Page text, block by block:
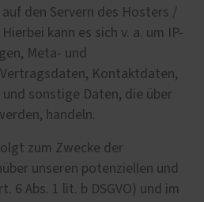
den Servern des Hosters /
kann es sich v. a. um IP-
Meta- und
Kontaktdaten,
sonstige Daten, die über
handeln.
zum Zwecke der
unseren potenziellen und
6 Abs. 1 lit. b DSGVO) und im